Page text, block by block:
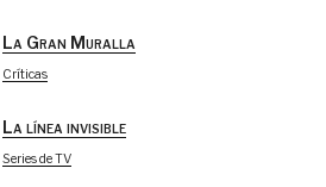
La Gran Muralla
Críticas
La línea invisible
Series de TV